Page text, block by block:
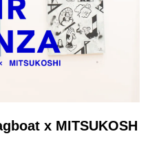
x MITSUKOSH